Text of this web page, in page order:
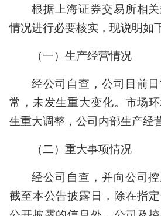
根据上海证券交易所相
情况进行必要核实，现说明如
（一）生产经营情况
经公司自查，公司目前
常，未发生重大变化。市场
生重大调整，公司内部生产经
（二）重大事项情况
经公司自查，并向公司
截至本公告披露日，除在指